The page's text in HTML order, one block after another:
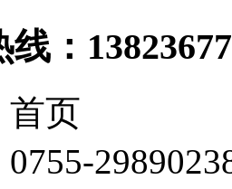
：
首页